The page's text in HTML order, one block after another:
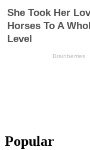
Popular